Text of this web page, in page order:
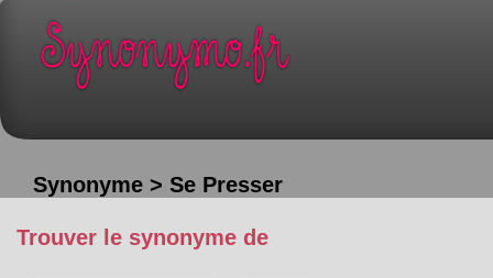
Synonyme > Se Presser
Trouver le synonyme de